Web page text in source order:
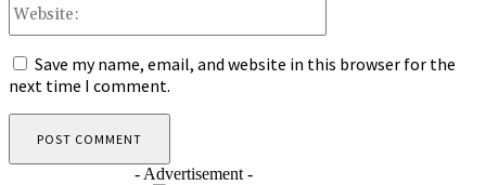
Save my name, email, and website in this browser for the
next time I comment.
- Advertisement -